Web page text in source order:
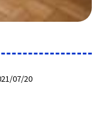
07/20